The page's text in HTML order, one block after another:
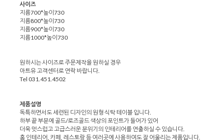
사이즈
지름700*높이730
지름800*높이730
지름900*높이730
지름1000*높이730
원하시는 사이즈로 주문제작을 원하실 경우
아트유 고객센터로 연락 바랍니다.
Tel 031.451.4502
제품설명
독특하면서도 세련된 디자인의 원형 식탁 테이블 입니다.
하부 끝 부분에 골드/로즈골드 색상의 포인트가 들어가 있어
더욱 멋스럽고 고급스러운 분위기의 인테리어를 연출하실 수 있습니다.
홈 인테리어, 카페, 레스토랑 등 여러곳에 사용하여도 잘 어울리는 제품입니다.